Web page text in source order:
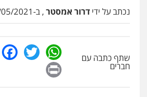
נכתב על ידי דרור אמסטר , ב-27/05/2021 09:51
שתף כתבה עם
חברים